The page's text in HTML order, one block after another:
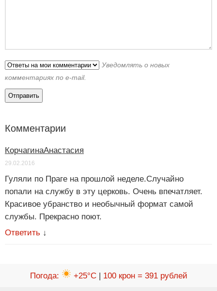
Уведомлять о новых
комментариях по e-mail.
Комментарии
КорчагинаАнастасия
29.02.2016
Гуляли по Праге на прошлой неделе.Случайно
попали на службу в эту церковь. Очень впечатляет.
Красивое убранство и необычный формат самой
службы. Прекрасно поют.
Ответить ↓
Погода: +25°C| 100 крон = 391 рублей